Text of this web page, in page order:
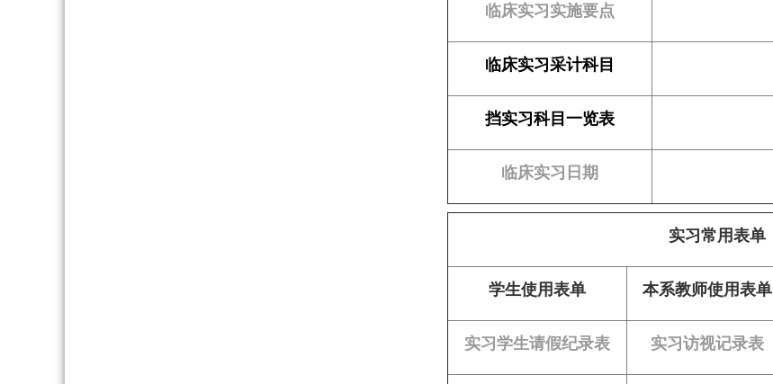
临床实习实施要点
临床实习采计科目
挡实习科目一览表
临床实习日期
实习常用表单
学生使用表单 本系教师使用表单
实习学生请假纪录表 实习访视记录表